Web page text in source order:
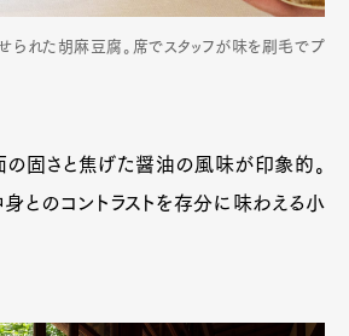
られた胡麻豆腐。席でスタッフが味を刷毛でプ
固さと焦げた醤油の風味が印象的。
とのコントラストを存分に味わえる小